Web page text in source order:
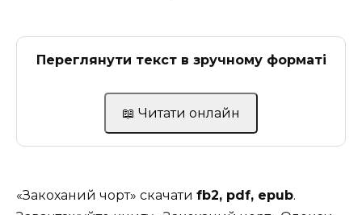
Переглянути текст в зручному форматі
📖 Читати онлайн
«Закоханий чорт» скачати fb2, pdf, epub.